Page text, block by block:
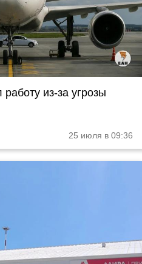
из-за угрозы
25 июля в 09:36